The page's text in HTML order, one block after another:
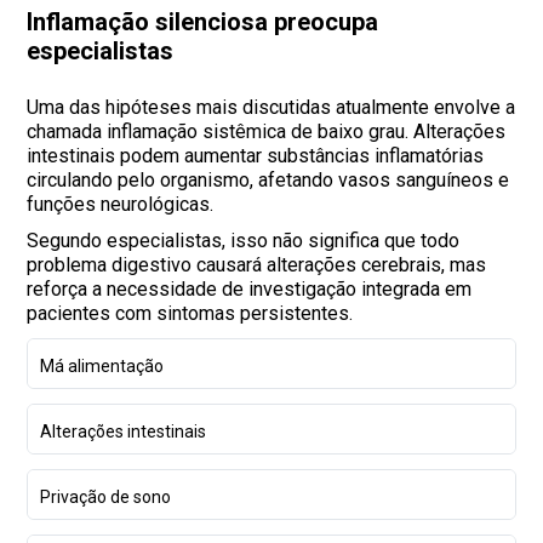
Inflamação silenciosa preocupa
especialistas
Uma das hipóteses mais discutidas atualmente envolve a
chamada inflamação sistêmica de baixo grau. Alterações
intestinais podem aumentar substâncias inflamatórias
circulando pelo organismo, afetando vasos sanguíneos e
funções neurológicas.
Segundo especialistas, isso não significa que todo
problema digestivo causará alterações cerebrais, mas
reforça a necessidade de investigação integrada em
pacientes com sintomas persistentes.
Má alimentação
Alterações intestinais
Privação de sono